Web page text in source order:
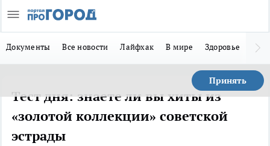
Документы Все новости Лайфхак В мире Здоровье
Принять
Тест дня: знаете ли вы хиты из
«золотой коллекции» советской
эстрады